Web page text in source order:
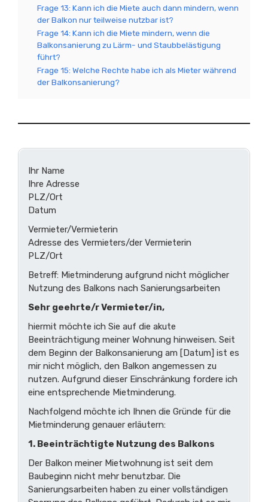
Frage 13: Kann ich die Miete auch dann mindern, wenn
der Balkon nur teilweise nutzbar ist?
Frage 14: Kann ich die Miete mindern, wenn die
Balkonsanierung zu Lärm- und Staubbelästigung
führt?
Frage 15: Welche Rechte habe ich als Mieter während
der Balkonsanierung?
Ihr Name
Ihre Adresse
PLZ/Ort
Datum
Vermieter/Vermieterin
Adresse des Vermieters/der Vermieterin
PLZ/Ort
Betreff: Mietminderung aufgrund nicht möglicher
Nutzung des Balkons nach Sanierungsarbeiten
Sehr geehrte/r Vermieter/in,
hiermit möchte ich Sie auf die akute
Beeinträchtigung meiner Wohnung hinweisen. Seit
dem Beginn der Balkonsanierung am [Datum] ist es
mir nicht möglich, den Balkon angemessen zu
nutzen. Aufgrund dieser Einschränkung fordere ich
eine entsprechende Mietminderung.
Nachfolgend möchte ich Ihnen die Gründe für die
Mietminderung genauer erläutern:
1. Beeinträchtigte Nutzung des Balkons
Der Balkon meiner Mietwohnung ist seit dem
Baubeginn nicht mehr benutzbar. Die
Sanierungsarbeiten haben zu einer vollständigen